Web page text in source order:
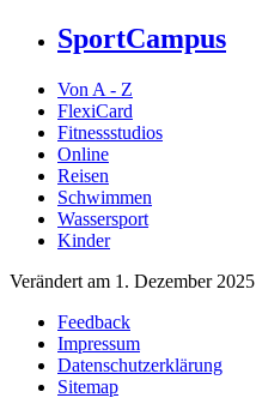
SportCampus
Von A - Z
FlexiCard
Fitnessstudios
Online
Reisen
Schwimmen
Wassersport
Kinder
Verändert am 1. Dezember 2025
Feedback
Impressum
Datenschutzerklärung
Sitemap